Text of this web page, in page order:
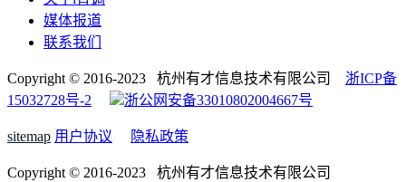
媒体报道
联系我们
Copyright © 2016-2023 杭州有才信息技术有限公司 浙ICP备
15032728号-2
浙公网安备33010802004667号
sitemap 用户协议 隐私政策
Copyright © 2016-2023 杭州有才信息技术有限公司